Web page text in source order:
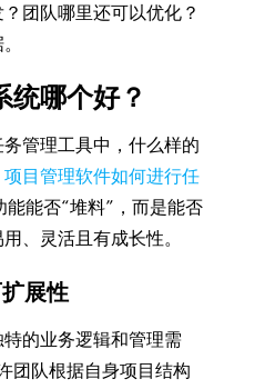
团队哪里还可以优化？
统哪个好？
管理工具中，什么样的
项目管理软件如何进行任
能能否“堆料”，而是能否
、灵活且有成长性。
展性
的业务逻辑和管理需
团队根据自身项目结构